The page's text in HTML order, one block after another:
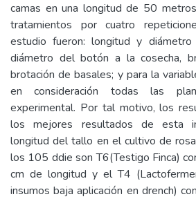
camas en una longitud de 50
tratamientos por cuatro
estudio fueron: longitud y
diámetro del botón a la cosecha,
brotación de basales; y para la
en consideración todas las
experimental. Por tal motivo, los
los mejores resultados de esta
longitud del tallo en el cultivo de
los 105 ddie son T6(Testigo Finca)
cm de longitud y el T4
insumos baja aplicación en drench)